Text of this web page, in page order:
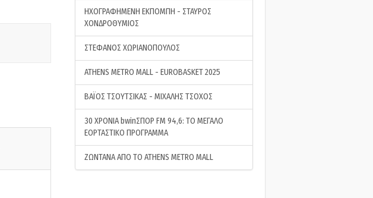
ΗΧΟΓΡΑΦΗΜΕΝΗ ΕΚΠΟΜΠΗ - ΣΤΑΥΡΟΣ
ΧΟΝΔΡΟΘΥΜΙΟΣ
ΣΤΕΦΑΝΟΣ ΧΩΡΙΑΝΟΠΟΥΛΟΣ
ATHENS METRO MALL - EUROBASKET 2025
ΒΑΪΟΣ ΤΣΟΥΤΣΙΚΑΣ - ΜΙΧΑΛΗΣ ΤΣΟΧΟΣ
30 ΧΡΟΝΙΑ bwinΣΠΟΡ FM 94,6: ΤΟ ΜΕΓΑΛΟ
ΕΟΡΤΑΣΤΙΚΟ ΠΡΟΓΡΑΜΜΑ
ΖΩΝΤΑΝΑ ΑΠΟ ΤΟ ATHENS METRO MALL